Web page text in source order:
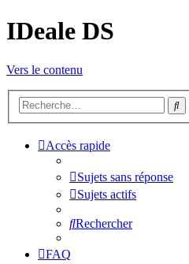
IDeale DS
Vers le contenu
Accès rapide
Sujets sans réponse
Sujets actifs
Rechercher
FAQ